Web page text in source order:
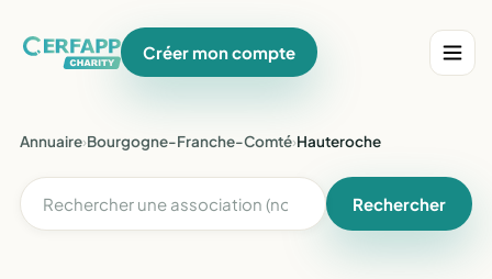
Créer mon compte
Annuaire›Bourgogne-Franche-Comté›Hauteroche
Rechercher